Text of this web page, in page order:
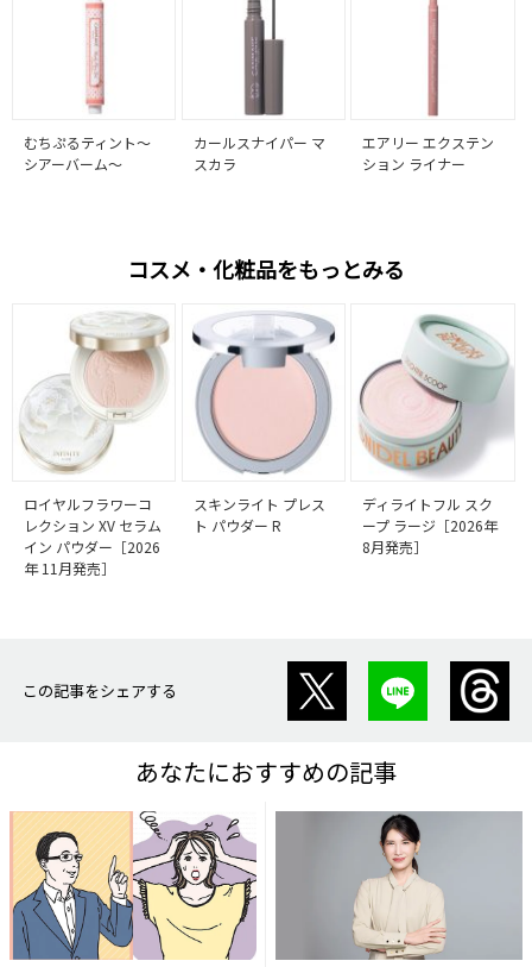
むちぷるティント～
シアーバーム～
カールスナイパー マ
スカラ
エアリー エクステン
ション ライナー
コスメ・化粧品をもっとみる
ロイヤルフラワーコ
レクション XV セラム
イン パウダー［2026
年 11月発売］
スキンライト プレス
ト パウダー R
ディライトフル スク
ープ ラージ［2026年
8月発売］
この記事をシェアする
あなたにおすすめの記事